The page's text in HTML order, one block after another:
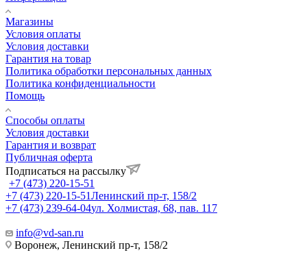
Магазины
Условия оплаты
Условия доставки
Гарантия на товар
Политика обработки персональных данных
Политика конфиденциальности
Помощь
Способы оплаты
Условия доставки
Гарантия и возврат
Публичная оферта
Подписаться на рассылку
+7 (473) 220-15-51
+7 (473) 220-15-51Ленинский пр-т, 158/2
+7 (473) 239-64-04ул. Холмистая, 68, пав. 117
info@vd-san.ru
Воронеж, Ленинский пр-т, 158/2